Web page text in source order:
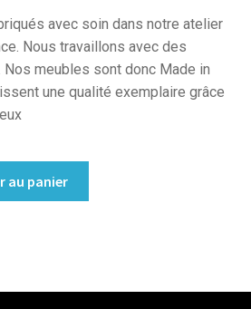
avec soin dans notre atelier
Nous travaillons avec des
meubles sont donc Made in
une qualité exemplaire grâce
au panier